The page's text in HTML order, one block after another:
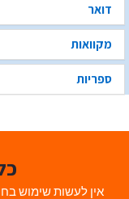
דואר
מקוואות
ספריות
אין לעשות שימוש